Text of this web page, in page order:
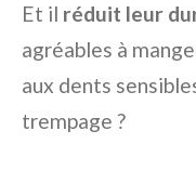
Et il réduit leur
agréables à
aux dents
trempage ?